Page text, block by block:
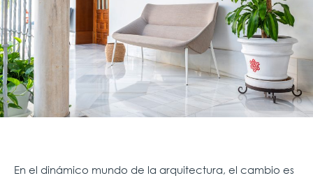
En el dinámico mundo de la arquitectura, el cambio es